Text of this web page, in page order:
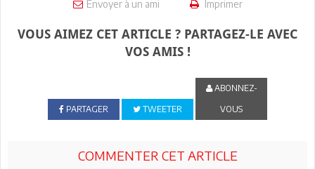
Envoyer à un ami Imprimer
VOUS AIMEZ CET ARTICLE ? PARTAGEZ-LE AVEC
VOS AMIS !
PARTAGER TWEETER
ABONNEZ-
VOUS
COMMENTER CET ARTICLE